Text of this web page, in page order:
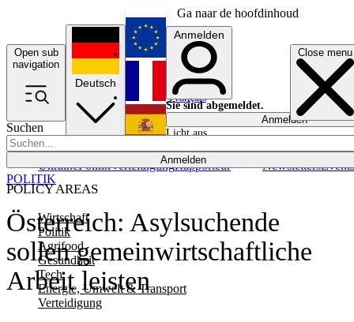
Ga naar de hoofdinhoud
Open sub
navigation
Close menu
Suchen
Anmelden
POLICY AREAS
Wirtschaft
Politik
Agrifood
Gesundheit
Tech
Energie, Umwelt & Transport
Verteidigung
UkrainePolitikVerteidigungRapporteur NewslettersEvents
Deutsch
English
Français
Anmelden
Sie sind abgemeldet.
Anmelden
Licht aus
Österreich: Asylsuchende
sollen gemeinwirtschaftliche
Arbeit leisten
POLITIK